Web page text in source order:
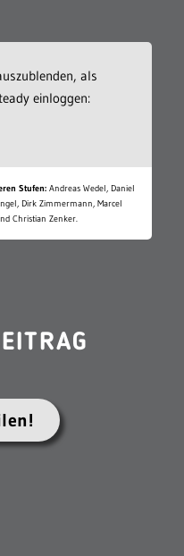
als
einloggen:
Stufen: Andreas Wedel, Daniel
Dirk Zimmermann, Marcel
Christian Zenker.